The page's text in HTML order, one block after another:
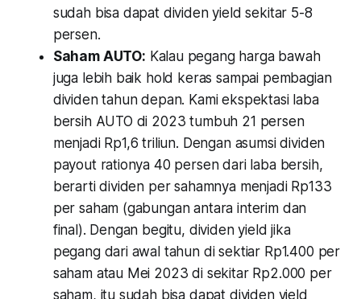
sudah bisa dapat dividen yield sekitar 5-8
persen.
Saham AUTO: Kalau pegang harga bawah
juga lebih baik hold keras sampai pembagian
dividen tahun depan. Kami ekspektasi laba
bersih AUTO di 2023 tumbuh 21 persen
menjadi Rp1,6 triliun. Dengan asumsi dividen
payout rationya 40 persen dari laba bersih,
berarti dividen per sahamnya menjadi Rp133
per saham (gabungan antara interim dan
final). Dengan begitu, dividen yield jika
pegang dari awal tahun di sektiar Rp1.400 per
saham atau Mei 2023 di sekitar Rp2.000 per
saham, itu sudah bisa dapat dividen yield